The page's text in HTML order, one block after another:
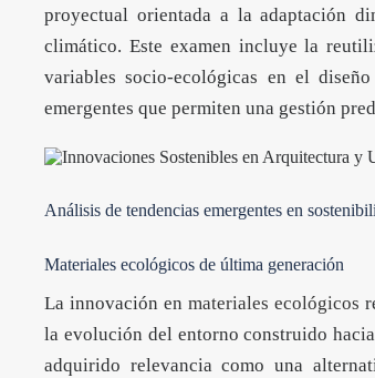
proyectual orientada a la adaptación
climático. Este examen incluye la
variables socio-ecológicas en el
emergentes que permiten una gestión
Análisis de tendencias emergentes en
Materiales ecológicos de última generación
La innovación en materiales ecológicos
la evolución del entorno construido
adquirido relevancia como una